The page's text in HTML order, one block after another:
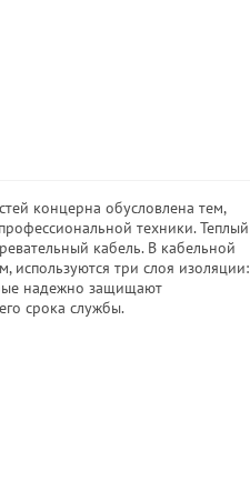
концерна обусловлена тем,
техники. Теплый
кабель. В кабельной
используются три слоя изоляции:
надежно защищают
срока службы.